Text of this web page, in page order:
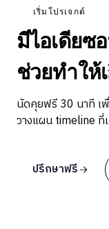
เริ่มโปรเจกต์
มีไอเดียซ
ช่วยทำให้
นัดคุยฟรี 30 นาที เ
วางแผน timeline
ปรึกษาฟรี